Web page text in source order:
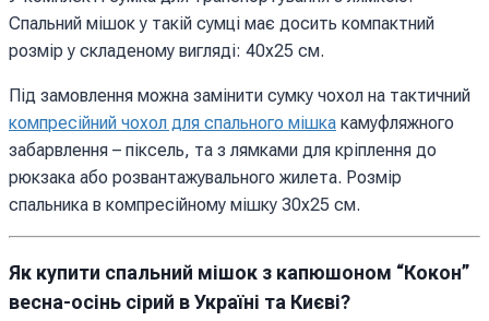
Спальний мішок у такій сумці має досить компактний
розмір у складеному вигляді: 40х25 см.
Під замовлення можна замінити сумку чохол на тактичний
компресійний чохол для спального мішка камуфляжного
забарвлення – піксель, та з лямками для кріплення до
рюкзака або розвантажувального жилета. Розмір
спальника в компресійному мішку 30х25 см.
Як купити спальний мішок з капюшоном “Кокон”
весна-осінь сірий в Україні та Києві?